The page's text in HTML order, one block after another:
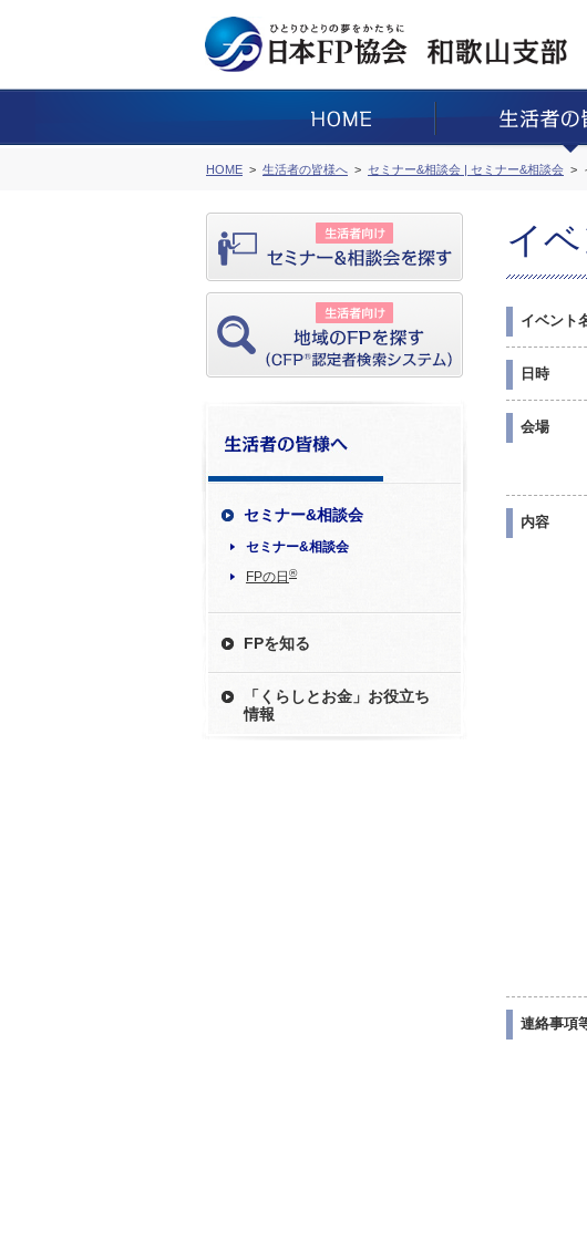
HOME 生活者の皆様へ セミナー&相談会 | セミナー&相談会
セミナー&相談会
セミナー&相談会
FPの日 ®
FPを知る
「くらしとお金」お役立ち
情報
イ
イベント
日時
会場
内容
連絡事項